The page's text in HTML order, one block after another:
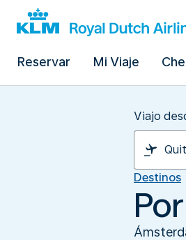
Reservar Mi Viaje
Viajo
Destinos